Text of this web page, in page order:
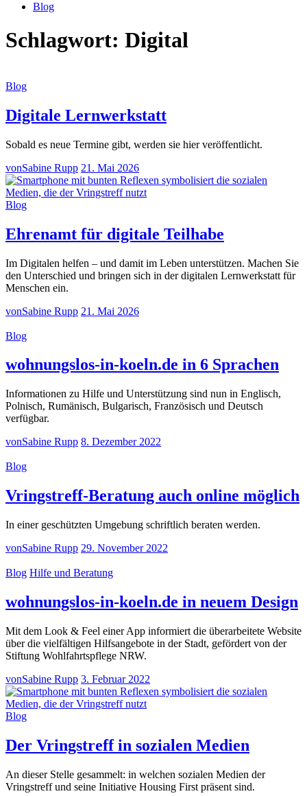
Blog
Schlagwort: Digital
Blog
Digitale Lernwerkstatt
Sobald es neue Termine gibt, werden sie hier veröffentlicht.
vonSabine Rupp 21. Mai 2026
Blog
Ehrenamt für digitale Teilhabe
Im Digitalen helfen – und damit im Leben unterstützen. Machen Sie
den Unterschied und bringen sich in der digitalen Lernwerkstatt für
Menschen ein.
vonSabine Rupp 21. Mai 2026
Blog
wohnungslos-in-koeln.de in 6 Sprachen
Informationen zu Hilfe und Unterstützung sind nun in Englisch,
Polnisch, Rumänisch, Bulgarisch, Französisch und Deutsch
verfügbar.
vonSabine Rupp 8. Dezember 2022
Blog
Vringstreff-Beratung auch online möglich
In einer geschützten Umgebung schriftlich beraten werden.
vonSabine Rupp 29. November 2022
Blog Hilfe und Beratung
wohnungslos-in-koeln.de in neuem Design
Mit dem Look & Feel einer App informiert die überarbeitete Website
über die vielfältigen Hilfsangebote in der Stadt, gefördert von der
Stiftung Wohlfahrtspflege NRW.
vonSabine Rupp 3. Februar 2022
Blog
Der Vringstreff in sozialen Medien
An dieser Stelle gesammelt: in welchen sozialen Medien der
Vringstreff und seine Initiative Housing First präsent sind.